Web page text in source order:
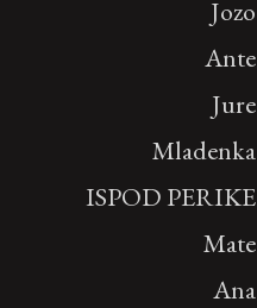
Jozo
Ante
Jure
Mladenka
ISPOD PERIKE
Mate
Ana